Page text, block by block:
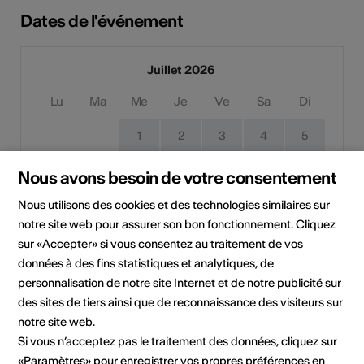
Dates de l'événement
Juillet 2026
Lu Ma Me Je Ve Sa Di
1 2 3 4 5
13 14 15 16 17 18 19
20 21 22 23 24 25 26
27 28 29 30 31
Date de mise en œuvre
Pas de date de mise en œuvre
Nous avons besoin de votre consentement
Nous utilisons des cookies et des technologies similaires sur
notre site web pour assurer son bon fonctionnement. Cliquez
sur «Accepter» si vous consentez au traitement de vos
données à des fins statistiques et analytiques, de
personnalisation de notre site Internet et de notre publicité sur
des sites de tiers ainsi que de reconnaissance des visiteurs sur
notre site web.
Si vous n’acceptez pas le traitement des données, cliquez sur
«Paramètres» pour enregistrer vos propres préférences en